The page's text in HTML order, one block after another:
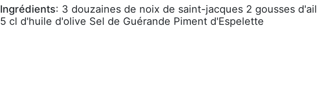
Ingrédients: 3 douzaines de noix de saint-jacques 2 gousses d'ail
5 cl d'huile d'olive Sel de Guérande Piment d'Espelette